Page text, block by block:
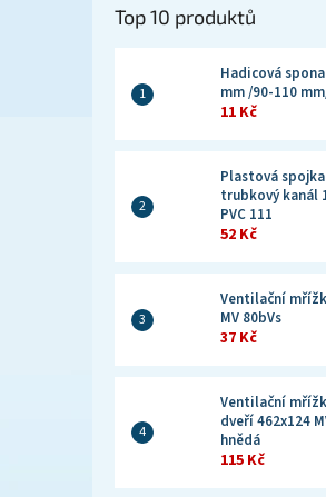
Top 10 produktů
Hadicová
mm /90-110
11 Kč
Plastová
trubkový kanál
PVC 111
52 Kč
Ventilační
MV 80bVs
37 Kč
Ventilační
dveří 462x124
hnědá
115 Kč